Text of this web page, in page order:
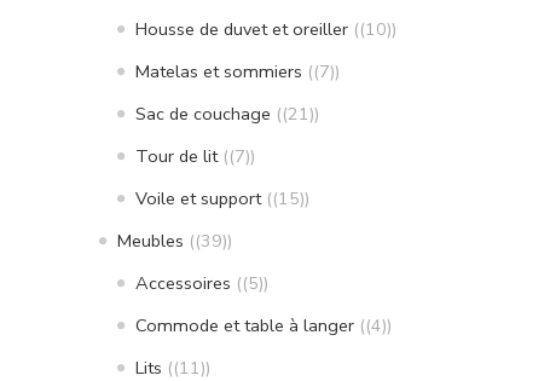
Housse de duvet et oreiller (10)
Matelas et sommiers (7)
Sac de couchage (21)
Tour de lit (7)
Voile et support (15)
Meubles (39)
Accessoires (5)
Commode et table à langer (4)
Lits (11)